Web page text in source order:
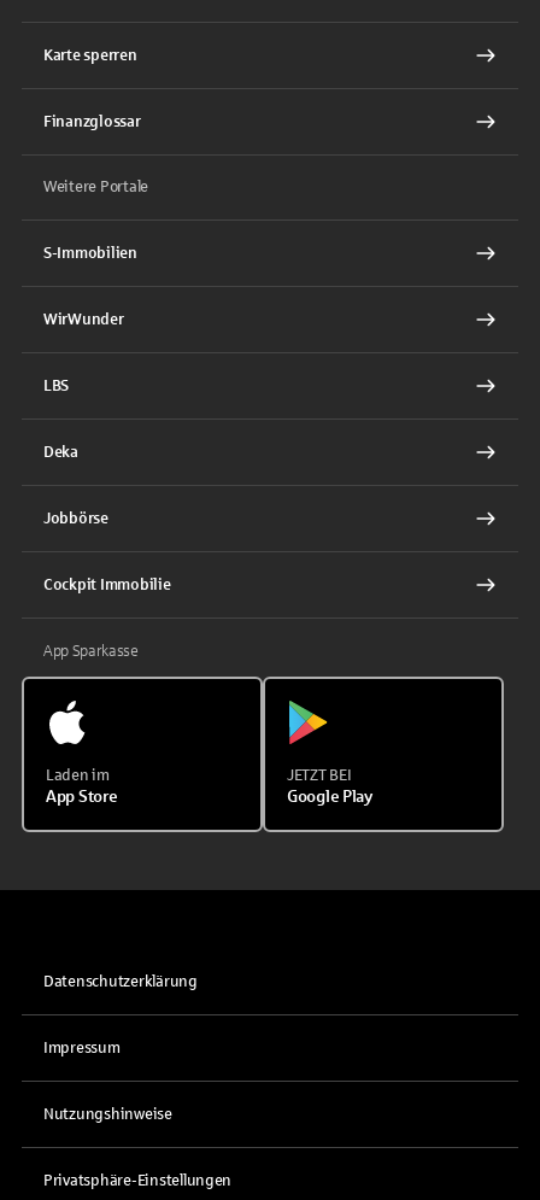
Karte sperren
Finanzglossar
Weitere Portale
S-Immobilien
WirWunder
LBS
Deka
Jobbörse
Cockpit Immobilie
App Sparkasse
Laden im
App Store
JETZT BEI
Google Play
Datenschutzerklärung
Impressum
Nutzungshinweise
Privatsphäre-Einstellungen